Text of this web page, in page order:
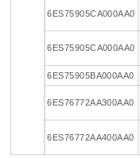
6ES75905CA000AA0
6ES75905CA000AA0
6ES75905BA000AA0
6ES76772AA300AA0
6ES76772AA400AA0